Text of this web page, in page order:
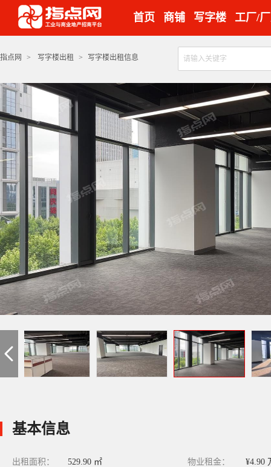
首页 商铺 写字楼 工厂/
指点网 > 写字楼出租 > 写字楼出租信息
基本信息
出租面积： 529.90 ㎡ 物业租金： ¥4.90